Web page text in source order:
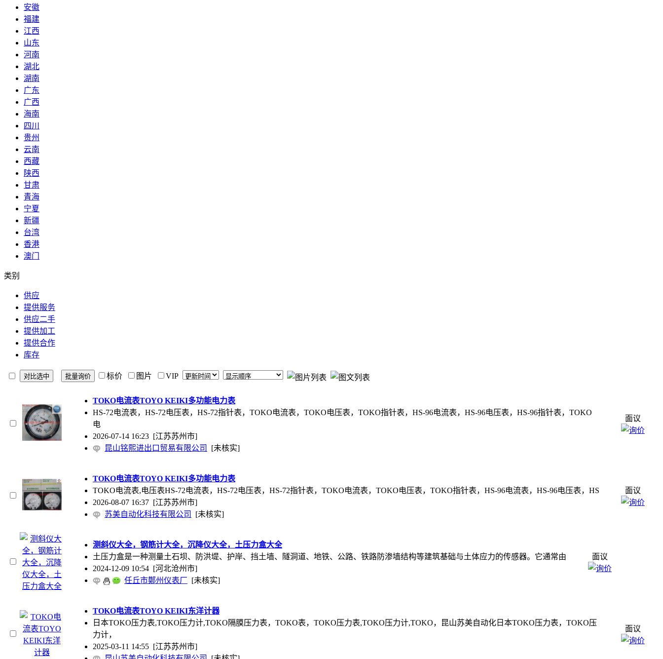
安徽
福建
江西
山东
河南
湖北
湖南
广东
广西
海南
四川
贵州
云南
西藏
陕西
甘肃
青海
宁夏
新疆
台湾
香港
澳门
类别
供应
提供服务
供应二手
提供加工
提供合作
库存
标价 图片 VIP
TOKO电流表TOYO KEIKI多功能电力表
HS-72电流表，HS-72电压表，HS-72指针表，TOKO电流表，TOKO电压表，TOKO指针表，HS-96电流表，HS-96电压表，HS-96指针表，TOKO
电
2026-07-14 16:23 [江苏苏州市]
昆山铭熙进出口贸易有限公司
[未核实]
面议
TOKO电流表TOYO KEIKI多功能电力表
TOKO电流表,电压表HS-72电流表，HS-72电压表，HS-72指针表，TOKO电流表，TOKO电压表，TOKO指针表，HS-96电流表，HS-96电压表，HS
2026-08-07 16:37 [江苏苏州市]
苏美自动化科技有限公司
[未核实]
面议
测斜仪大全，钢筋计大全，沉降仪大全，土压力盒大全
土压力盒是一种测量土石坝、防洪堤、护岸、挡土墙、隧洞道、地铁、公路、铁路防渗墙结构等建筑基础与土体应力的传感器。它通常由
2024-12-09 10:54 [河北沧州市]
任丘市鄚州仪表厂 [未核实]
面议
TOKO电流表TOYO KEIKI东洋计器
日本TOKO压力表,TOKO压力计,TOKO隔膜压力表，TOKO表，TOKO压力表,TOKO压力计,TOKO，昆山苏美自动化日本TOKO压力表，TOKO压
力计，
2025-03-11 14:55 [江苏苏州市]
面议